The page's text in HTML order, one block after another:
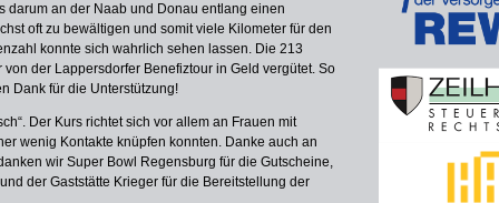
darum an der Naab und Donau entlang einen
oft zu bewältigen und somit viele Kilometer für den
konnte sich wahrlich sehen lassen. Die 213
der Lappersdorfer Benefiztour in Geld vergütet. So
Dank für die Unterstützung!
Der Kurs richtet sich vor allem an Frauen mit
wenig Kontakte knüpfen konnten. Danke auch an
wir Super Bowl Regensburg für die Gutscheine,
der Gaststätte Krieger für die Bereitstellung der